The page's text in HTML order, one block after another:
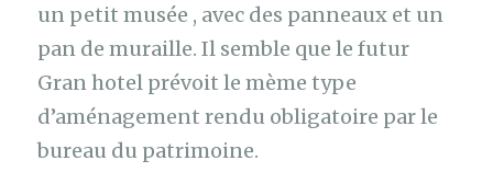
un petit musée , avec des panneaux et un
pan de muraille. Il semble que le futur
Gran hotel prévoit le mème type
d’aménagement rendu obligatoire par le
bureau du patrimoine.